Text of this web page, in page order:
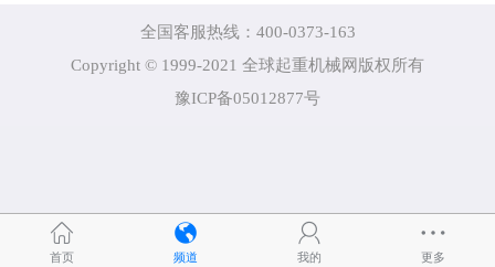
全国客服热线：400-0373-163
Copyright © 1999-2021 全球起重机械网版权所有
豫ICP备05012877号
首页 频道 我的 更多